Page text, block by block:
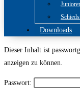
Downloads
Dieser Inhalt ist
anzeigen zu können.
Passwort: